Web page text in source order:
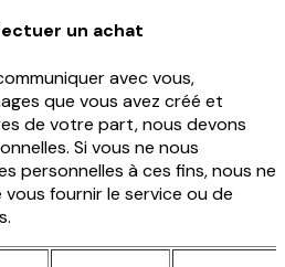
un achat
avec vous,
que vous avez créé et
de votre part, nous devons
Si vous ne nous
personnelles à ces fins, nous ne
fournir le service ou de